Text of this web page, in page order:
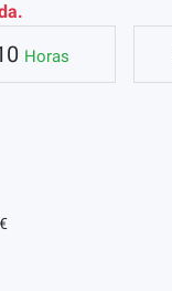
Horas